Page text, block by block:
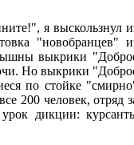
я выскользнул
"новобранцев"
выкрики
Но выкрики
по стойке
200 человек, отряд
дикции: